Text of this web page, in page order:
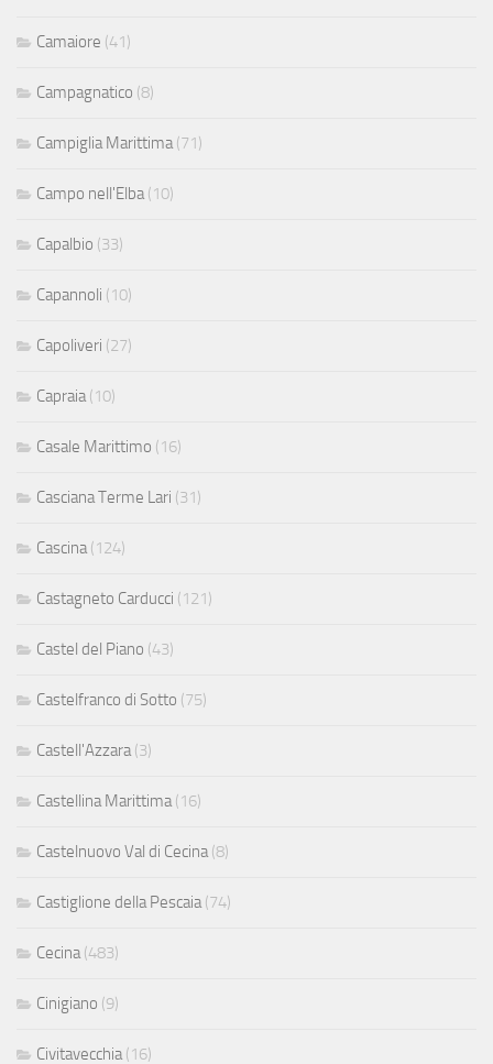
Camaiore (41)
Campagnatico (8)
Campiglia Marittima (71)
Campo nell'Elba (10)
Capalbio (33)
Capannoli (10)
Capoliveri (27)
Capraia (10)
Casale Marittimo (16)
Casciana Terme Lari (31)
Cascina (124)
Castagneto Carducci (121)
Castel del Piano (43)
Castelfranco di Sotto (75)
Castell'Azzara (3)
Castellina Marittima (16)
Castelnuovo Val di Cecina (8)
Castiglione della Pescaia (74)
Cecina (483)
Cinigiano (9)
Civitavecchia (16)